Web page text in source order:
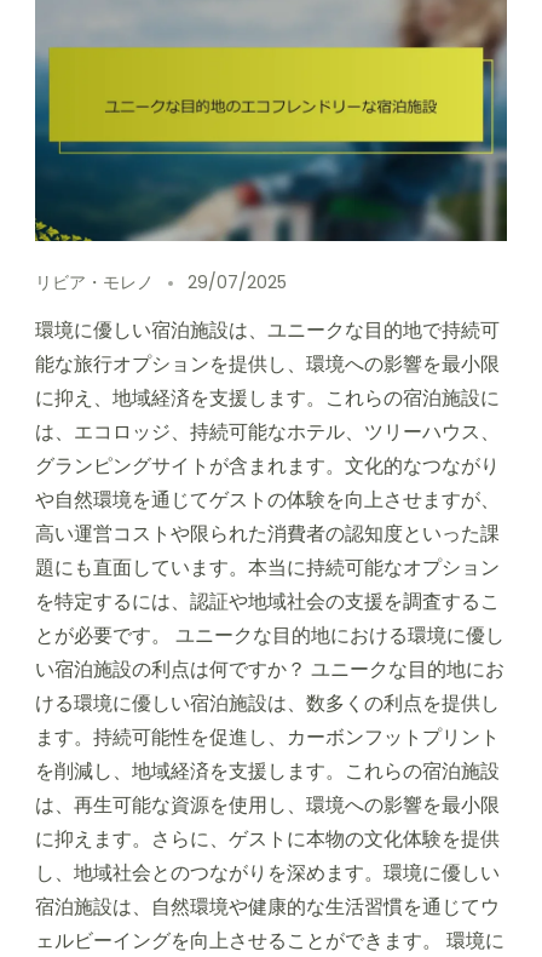
リビア・モレノ 29/07/2025
環境に優しい宿泊施設は、ユニークな目的地で持続可
能な旅行オプションを提供し、環境への影響を最小限
に抑え、地域経済を支援します。これらの宿泊施設に
は、エコロッジ、持続可能なホテル、ツリーハウス、
グランピングサイトが含まれます。文化的なつながり
や自然環境を通じてゲストの体験を向上させますが、
高い運営コストや限られた消費者の認知度といった課
題にも直面しています。本当に持続可能なオプション
を特定するには、認証や地域社会の支援を調査するこ
とが必要です。 ユニークな目的地における環境に優し
い宿泊施設の利点は何ですか？ ユニークな目的地にお
ける環境に優しい宿泊施設は、数多くの利点を提供し
ます。持続可能性を促進し、カーボンフットプリント
を削減し、地域経済を支援します。これらの宿泊施設
は、再生可能な資源を使用し、環境への影響を最小限
に抑えます。さらに、ゲストに本物の文化体験を提供
し、地域社会とのつながりを深めます。環境に優しい
宿泊施設は、自然環境や健康的な生活習慣を通じてウ
ェルビーイングを向上させることができます。 環境に